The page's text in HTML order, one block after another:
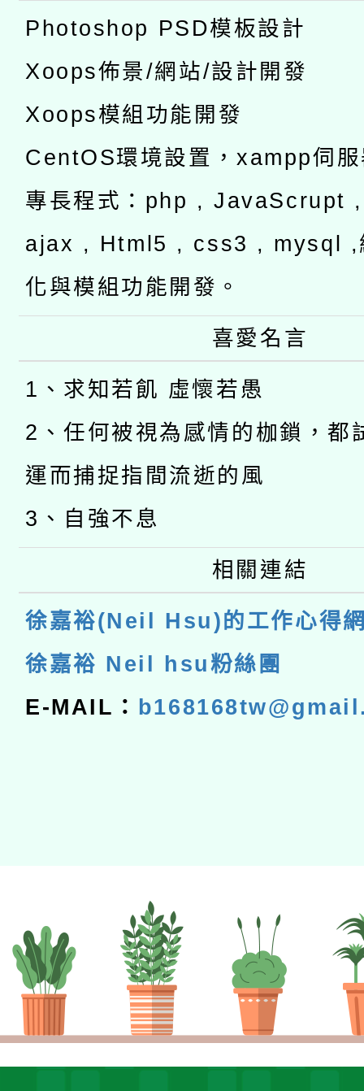
Photoshop PSD模板設計
Xoops佈景/網站/設計開發
Xoops模組功能開發
CentOS環境設置，xampp伺
專長程式：php , JavaScrupt
ajax , Html5 , css3 , mysql ,
化與模組功能開發。
喜愛名言
1、求知若飢 虛懷若愚
2、任何被視為感情的枷鎖，都
運而捕捉指間流逝的風
3、自強不息
相關連結
徐嘉裕(Neil Hsu)的工作心得
徐嘉裕 Neil hsu粉絲團
E-MAIL：